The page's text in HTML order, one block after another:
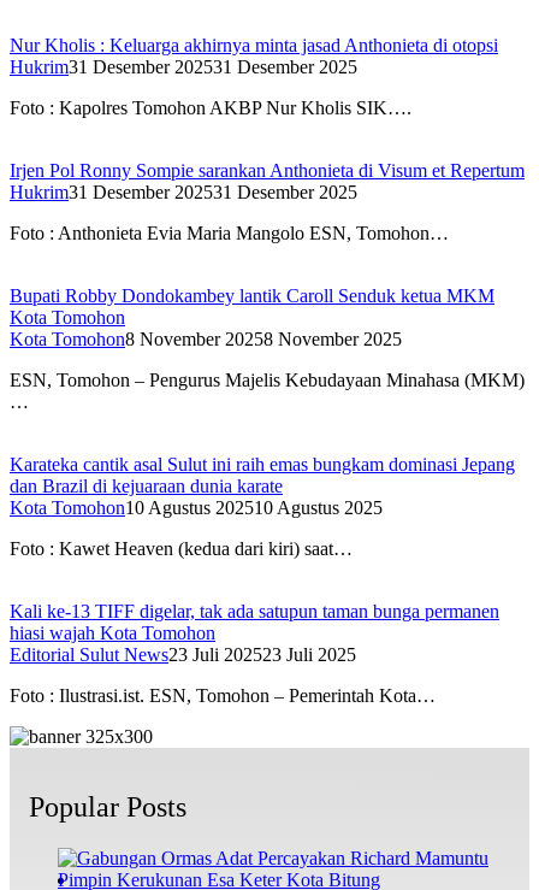
Nur Kholis : Keluarga akhirnya minta jasad Anthonieta di otopsi
Hukrim31 Desember 202531 Desember 2025
Foto : Kapolres Tomohon AKBP Nur Kholis SIK….
Irjen Pol Ronny Sompie sarankan Anthonieta di Visum et Repertum
Hukrim31 Desember 202531 Desember 2025
Foto : Anthonieta Evia Maria Mangolo ESN, Tomohon…
Bupati Robby Dondokambey lantik Caroll Senduk ketua MKM
Kota Tomohon
Kota Tomohon8 November 20258 November 2025
ESN, Tomohon – Pengurus Majelis Kebudayaan Minahasa (MKM)
…
Karateka cantik asal Sulut ini raih emas bungkam dominasi Jepang
dan Brazil di kejuaraan dunia karate
Kota Tomohon10 Agustus 202510 Agustus 2025
Foto : Kawet Heaven (kedua dari kiri) saat…
Kali ke-13 TIFF digelar, tak ada satupun taman bunga permanen
hiasi wajah Kota Tomohon
Editorial Sulut News23 Juli 202523 Juli 2025
Foto : Ilustrasi.ist. ESN, Tomohon – Pemerintah Kota…
Popular Posts